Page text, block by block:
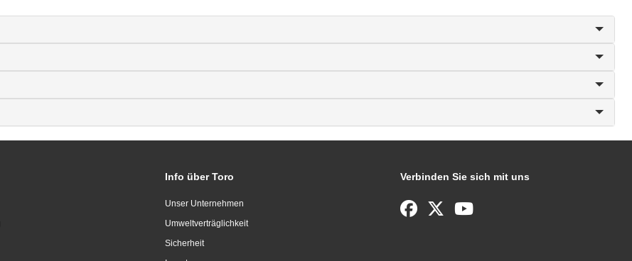
Info über Toro
Unser Unternehmen
Umweltverträglichkeit
Sicherheit
Verbinden Sie sich mit uns